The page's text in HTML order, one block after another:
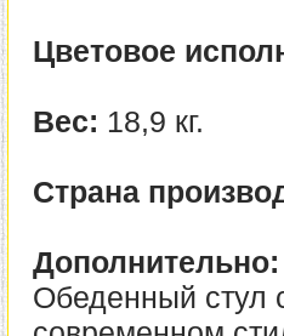
Цветовое
Вес: 18,9 кг.
Страна
Дополнительно:
Обеденный стул